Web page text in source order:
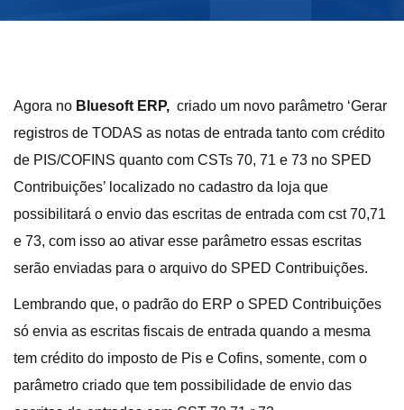
Agora no Bluesoft ERP, criado um novo parâmetro ‘Gerar
registros de TODAS as notas de entrada tanto com crédito
de PIS/COFINS quanto com CSTs 70, 71 e 73 no SPED
Contribuições’ localizado no cadastro da loja que
possibilitará o envio das escritas de entrada com cst 70,71
e 73, com isso ao ativar esse parâmetro essas escritas
serão enviadas para o arquivo do SPED Contribuições.
Lembrando que, o padrão do ERP o SPED Contribuições
só envia as escritas fiscais de entrada quando a mesma
tem crédito do imposto de Pis e Cofins, somente, com o
parâmetro criado que tem possibilidade de envio das